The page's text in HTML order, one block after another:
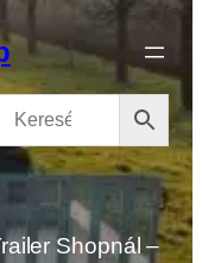
Shopnál –